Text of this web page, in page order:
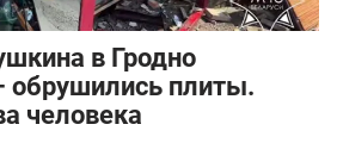
в Гродно
обрушились плиты.
человека